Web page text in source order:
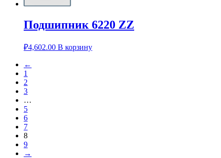
Подшипник 6220 ZZ
₽4,602.00 В корзину
←
1
2
3
…
5
6
7
8
9
→